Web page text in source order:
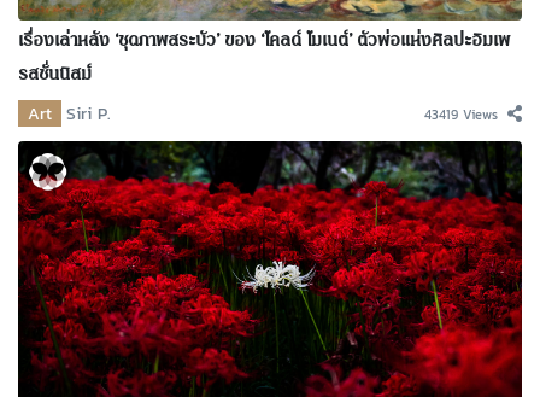
เรื่องเล่าหลัง ‘ชุดภาพสระบัว’ ของ ‘โคลด์ โมเนต์’ ตัวพ่อแห่งศิลปะอิมเพ
รสชั่นนิสม์
Art Siri P. 43419 Views